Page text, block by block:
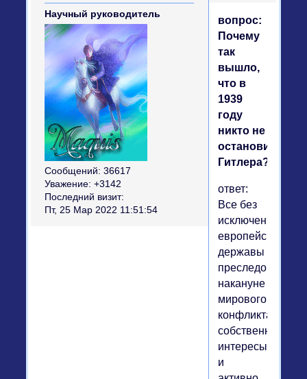
Научный руководитель
Сообщений: 36617
Уважение: +3142
Последний визит:
Пт, 25 Мар 2022 11:51:54
вопрос:
Почему
так
вышло,
что в
1939
году
никто не
остановил
Гитлера?
ответ:
Все без
исключения
европейские
державы
преследовали
накануне
мирового
конфликта
собственные
интересы
и